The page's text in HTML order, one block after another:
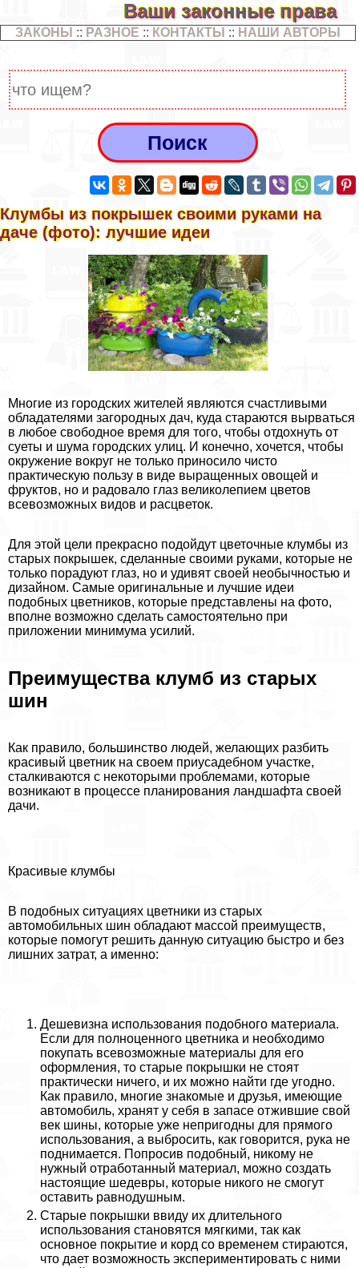
Ваши законные права
ЗАКОНЫ :: РАЗНОЕ :: КОНТАКТЫ :: НАШИ АВТОРЫ
Клумбы из покрышек своими руками на
даче (фото): лучшие идеи
Многие из городских жителей являются счастливыми
обладателями загородных дач, куда стараются вырваться
в любое свободное время для того, чтобы отдохнуть от
суеты и шума городских улиц. И конечно, хочется, чтобы
окружение вокруг не только приносило чисто
пpaктическую пользу в виде выращенных овощей и
фруктов, но и радовало глаз великолепием цветов
всевозможных видов и расцветок.
Для этой цели прекрасно подойдут цветочные клумбы из
старых покрышек, сделанные своими руками, которые не
только порадуют глаз, но и удивят своей необычностью и
дизайном. Самые оригинальные и лучшие идеи
подобных цветников, которые представлены на фото,
вполне возможно сделать самостоятельно при
приложении минимума усилий.
Преимущества клумб из старых
шин
Как правило, большинство людей, желающих разбить
красивый цветник на своем приусадебном участке,
сталкиваются с некоторыми проблемами, которые
возникают в процессе планирования ландшафта своей
дачи.
Красивые клумбы
В подобных ситуациях цветники из старых
автомобильных шин обладают массой преимуществ,
которые помогут решить данную ситуацию быстро и без
лишних затрат, а именно:
Дешевизна использования подобного материала.
Если для полноценного цветника и необходимо
покупать всевозможные материалы для его
оформления, то старые покрышки не стоят
пpaктически ничего, и их можно найти где угодно.
Как правило, многие знакомые и друзья, имеющие
автомобиль, хранят у себя в запасе отжившие свой
век шины, которые уже непригодны для прямого
использования, а выбросить, как говорится, рука не
поднимается. Попросив подобный, никому не
нужный отработанный материал, можно создать
настоящие шедевры, которые никого не смогут
оставить равнодушным.
Старые покрышки ввиду их длительного
использования становятся мягкими, так как
основное покрытие и корд со временем стираются,
что дает возможность экспериментировать с ними